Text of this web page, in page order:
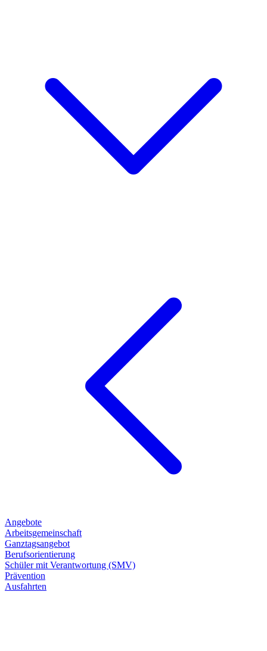
Angebote
Arbeitsgemeinschaft
Ganztagsangebot
Berufsorientierung
Schüler mit Verantwortung (SMV)
Prävention
Ausfahrten